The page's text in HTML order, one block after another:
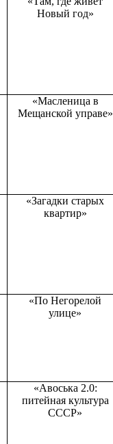
Новый год»
«Масленица в
Мещанской управе»
«Загадки старых
квартир»
«По Негорелой
улице»
«Авоська 2.0:
питейная культура
СССР»